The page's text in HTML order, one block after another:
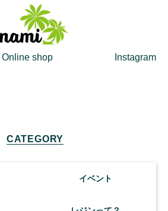
Online shop Instagram
CATEGORY
イベント